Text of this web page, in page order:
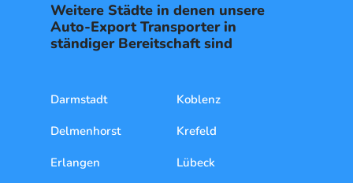
Weitere Städte in denen unsere
Auto-Export Transporter in
ständiger Bereitschaft sind
Darmstadt
Delmenhorst
Erlangen
Koblenz
Krefeld
Lübeck